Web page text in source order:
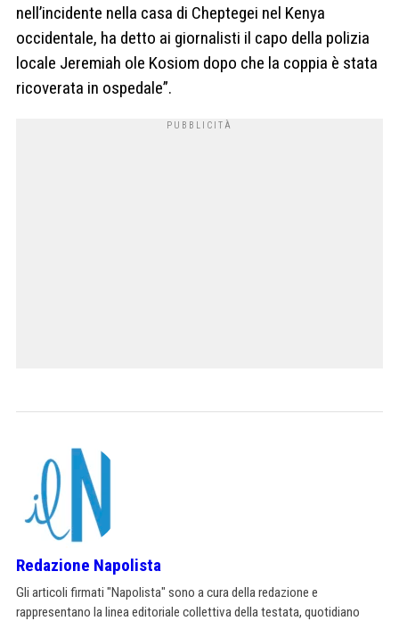
nell’incidente nella casa di Cheptegei nel Kenya
occidentale, ha detto ai giornalisti il capo della polizia
locale Jeremiah ole Kosiom dopo che la coppia è stata
ricoverata in ospedale”.
Redazione Napolista
Gli articoli firmati "Napolista" sono a cura della redazione e
rappresentano la linea editoriale collettiva della testata, quotidiano